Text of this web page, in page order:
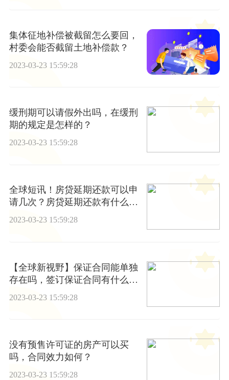
集体征地补偿被截留怎么要回，
村委会能否截留土地补偿款？
2023-03-23 15:59:28
缓刑期可以请假外出吗，在缓刑
期的规定是怎样的？
2023-03-23 15:59:28
全球短讯！房贷延期还款可以申
请几次？房贷延期还款有什么影
响？
2023-03-23 15:59:28
【全球新视野】保证合同能单独
存在吗，签订保证合同有什么法
2023-03-23 15:59:28
没有预售许可证的房产可以买
吗，合同效力如何？
2023-03-23 15:59:28